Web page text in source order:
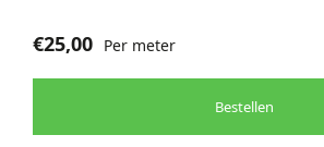
€25,00 Per meter
Bestellen